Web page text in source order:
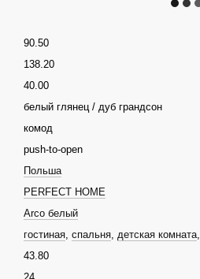
90.50
138.20
40.00
белый глянец / дуб грандсон
комод
push-to-open
Польша
PERFECT HOME
Arco белый
гостиная, спальня, детская комната,
43.80